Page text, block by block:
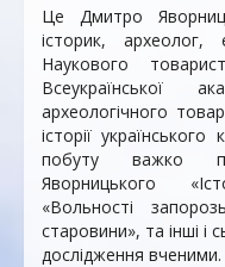
Це Дмитро
історик,
Наукового
Всеукраїнської
археологічного
історії
побуту важко
Яворницького
«Вольності
старовини», та інші і
дослідження вченими.